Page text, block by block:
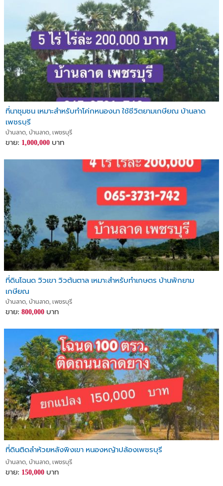
ที่นาชุมชน เหมาะสำหรับทำโค่กหนองนา ใช้ชีวิตยามเกษียณ บ้านลาด
เพชรบุรี
บ้านลาด, บ้านลาด, เพชรบุรี
ขาย: 1,000,000 บาท
ที่ดินโฉนด วิวเขา วิวต้นตาล เหมาะสำหรับทำเกษตร บ้านพักยาม
เกษียณ
บ้านลาด, บ้านลาด, เพชรบุรี
ขาย: 800,000 บาท
ที่ดินติดลำห้วยหลังพิงเขา หนองหญ้าปล้องเพชรบุรี
บ้านลาด, บ้านลาด, เพชรบุรี
ขาย: 150,000 บาท